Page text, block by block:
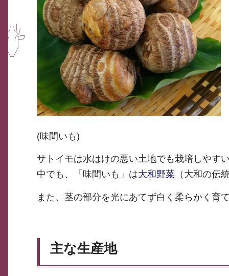
(味間いも)
サトイモは水はけの悪い土地でも栽培しやす
中でも、「味間いも」は大和野菜 （大和の伝
また、茎の部分を光にあてず白く柔らかく育
主な生産地